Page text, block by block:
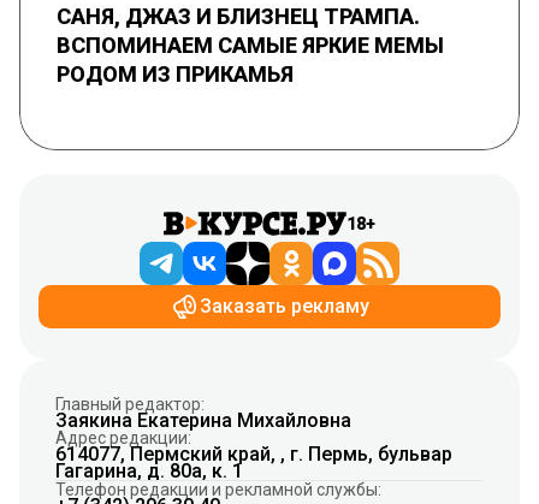
САНЯ, ДЖАЗ И БЛИЗНЕЦ ТРАМПА.
ВСПОМИНАЕМ САМЫЕ ЯРКИЕ МЕМЫ
РОДОМ ИЗ ПРИКАМЬЯ
18+
Заказать рекламу
Главный редактор:
Заякина Екатерина Михайловна
Адрес редакции:
614077, Пермский край, , г. Пермь, бульвар
Гагарина, д. 80а, к. 1
Телефон редакции и рекламной службы: